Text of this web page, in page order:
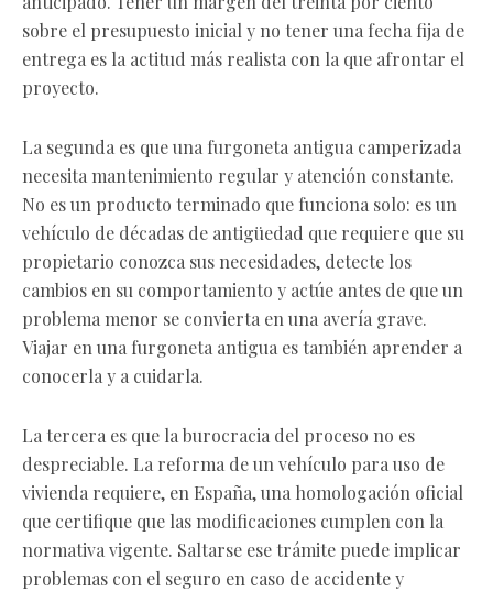
sobre el presupuesto inicial y no tener una fecha fija de
entrega es la actitud más realista con la que afrontar el
proyecto.
La segunda es que una furgoneta antigua camperizada
necesita mantenimiento regular y atención constante.
No es un producto terminado que funciona solo: es un
vehículo de décadas de antigüedad que requiere que su
propietario conozca sus necesidades, detecte los
cambios en su comportamiento y actúe antes de que un
problema menor se convierta en una avería grave.
Viajar en una furgoneta antigua es también aprender a
conocerla y a cuidarla.
La tercera es que la burocracia del proceso no es
despreciable. La reforma de un vehículo para uso de
vivienda requiere, en España, una homologación oficial
que certifique que las modificaciones cumplen con la
normativa vigente. Saltarse ese trámite puede implicar
problemas con el seguro en caso de accidente y